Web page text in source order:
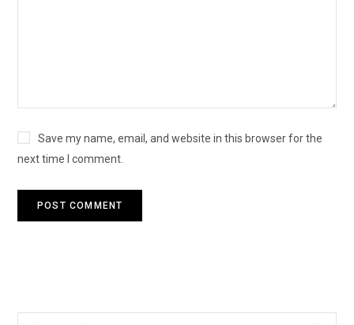
Save my name, email, and website in this browser for the
next time I comment.